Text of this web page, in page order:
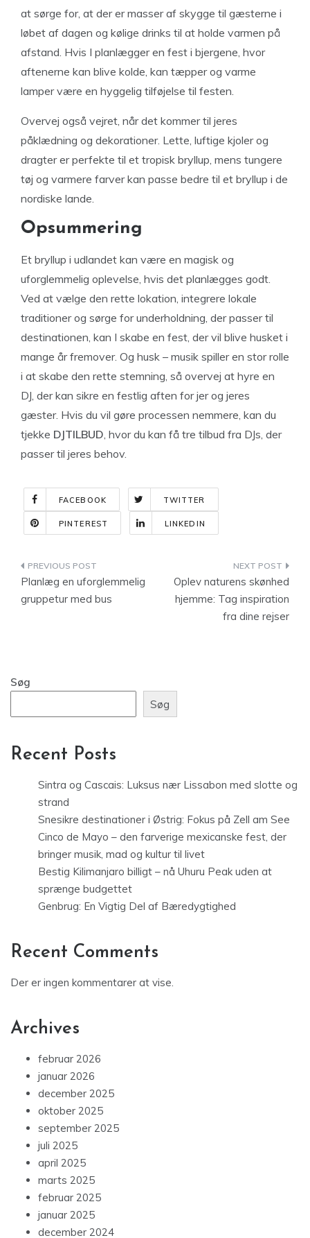
at sørge for, at der er masser af skygge til gæsterne i
løbet af dagen og kølige drinks til at holde varmen på
afstand. Hvis I planlægger en fest i bjergene, hvor
aftenerne kan blive kolde, kan tæpper og varme
lamper være en hyggelig tilføjelse til festen.
Overvej også vejret, når det kommer til jeres
påklædning og dekorationer. Lette, luftige kjoler og
dragter er perfekte til et tropisk bryllup, mens tungere
tøj og varmere farver kan passe bedre til et bryllup i de
nordiske lande.
Opsummering
Et bryllup i udlandet kan være en magisk og
uforglemmelig oplevelse, hvis det planlægges godt.
Ved at vælge den rette lokation, integrere lokale
traditioner og sørge for underholdning, der passer til
destinationen, kan I skabe en fest, der vil blive husket i
mange år fremover. Og husk – musik spiller en stor rolle
i at skabe den rette stemning, så overvej at hyre en
DJ, der kan sikre en festlig aften for jer og jeres
gæster. Hvis du vil gøre processen nemmere, kan du
tjekke DJTILBUD, hvor du kan få tre tilbud fra DJs, der
passer til jeres behov.
FACEBOOK TWITTER
PINTEREST LINKEDIN
Indlægsnavigation
Planlæg en uforglemmelig
gruppetur med bus
Oplev naturens skønhed
hjemme: Tag inspiration
fra dine rejser
Søg
Søg
Recent Posts
Sintra og Cascais: Luksus nær Lissabon med slotte og
strand
Snesikre destinationer i Østrig: Fokus på Zell am See
Cinco de Mayo – den farverige mexicanske fest, der
bringer musik, mad og kultur til livet
Bestig Kilimanjaro billigt – nå Uhuru Peak uden at
sprænge budgettet
Genbrug: En Vigtig Del af Bæredygtighed
Recent Comments
Der er ingen kommentarer at vise.
Archives
februar 2026
januar 2026
december 2025
oktober 2025
september 2025
juli 2025
april 2025
marts 2025
februar 2025
januar 2025
december 2024